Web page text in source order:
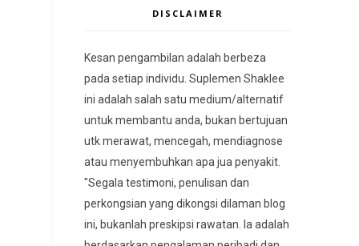
DISCLAIMER
Kesan pengambilan adalah berbeza
pada setiap individu. Suplemen Shaklee
ini adalah salah satu medium/alternatif
untuk membantu anda, bukan bertujuan
utk merawat, mencegah, mendiagnose
atau menyembuhkan apa jua penyakit.
"Segala testimoni, penulisan dan
perkongsian yang dikongsi dilaman blog
ini, bukanlah preskipsi rawatan. Ia adalah